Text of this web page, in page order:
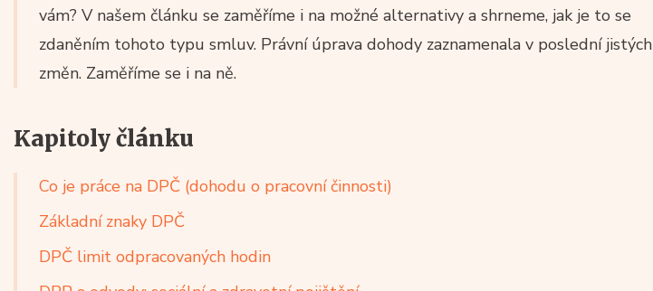
vám? V našem článku se zaměříme i na možné alternativy a shrneme, jak je to se
zdaněním tohoto typu smluv. Právní úprava dohody zaznamenala v poslední jistých
změn. Zaměříme se i na ně.
Kapitoly článku
Co je práce na DPČ (dohodu o pracovní činnosti)
Základní znaky DPČ
DPČ limit odpracovaných hodin